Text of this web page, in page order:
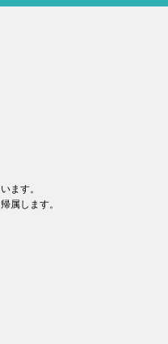
ます。
属します。